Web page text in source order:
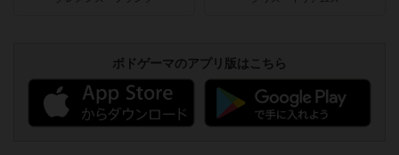
ボドゲーマのアプリ版はこちら